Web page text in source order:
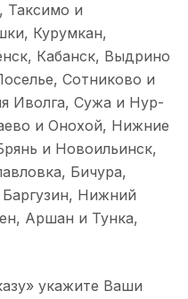
Таксимо и
Курумкан,
Кабанск, Выдрино
Сотниково и
Иволга, Сужа и Нур-
и Онохой, Нижние
и Новоильинск,
Бичура,
Баргузин, Нижний
Аршан и Тунка,
укажите Ваши